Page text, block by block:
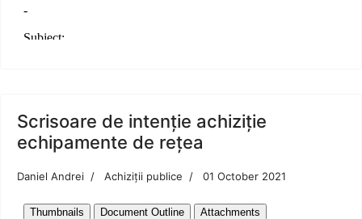
Scrisoare de intenție achiziție
echipamente de rețea
Daniel Andrei Achiziții publice 01 October 2021